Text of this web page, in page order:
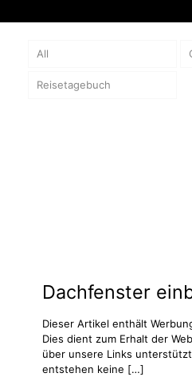
All
Reisetagebuch
Dachfenster
Dieser Artikel enthält
Dies dient zum Erhalt der
über unsere Links
entstehen keine […]